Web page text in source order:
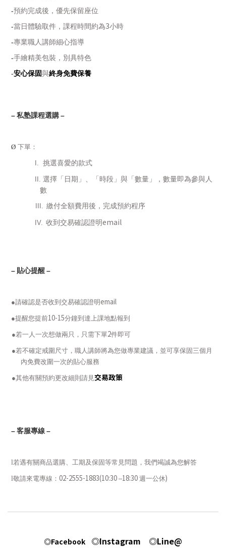
-預約完成後，優先保留座位
-當日體驗取件，課程時間約為3小時
-專業職人講師細心指導
-手繪精美包裝，別具特色
-安心保固與終身免費保養
–私塾課程選購–
Ø 下單：
I. 挑選喜愛的款式
II. 選擇 「日期」、「時段」與「數量」，數量即為參與人
數
III. 繳付全額費用後，完成預約程序
IV. 收到交易確認證明email
– 貼心提醒–
●請確認是否收到交易確認證明email
●提醒您提前10-15分鐘到達上課地點報到
●若一人一次想做兩只，只需下單2件即可
●若不確定戒圍尺寸，職人講師將為您做專業建議，並可享保固三個月
內免費改圍一次的貼心服務
●其他有關預約更改細則請見交易政策
–客服專線–
l若遇有關商品選購、工期及保固等常見問題，我們竭誠為您解答
l敬請來電專線： 02-2555-1883(10:30 –18:30 週一公休)
◎Facebook ◎Instagram ◎Line@